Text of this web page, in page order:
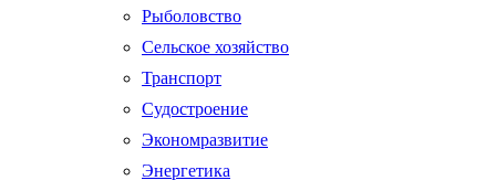
Рыболовство
Сельское хозяйство
Транспорт
Судостроение
Экономразвитие
Энергетика